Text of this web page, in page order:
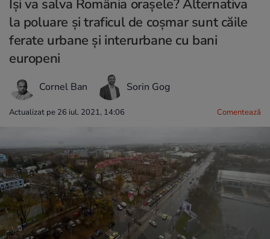
Își va salva România orașele? Alternativa
la poluare și traficul de coșmar sunt căile
ferate urbane și interurbane cu bani
europeni
Cornel Ban Sorin Gog
Actualizat pe 26 iul. 2021, 14:06 Comentează